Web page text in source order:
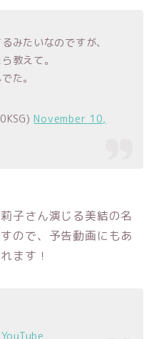
みたいなのですが、
教えて。
た。
November 10,
子さん演じる美結の名
ので、予告動画にもあ
ます！
YouTube